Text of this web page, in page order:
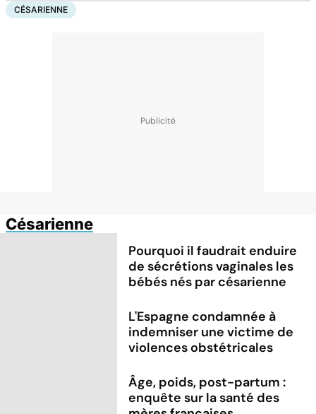
CÉSARIENNE
Césarienne
Pourquoi il faudrait enduire
de sécrétions vaginales les
bébés nés par césarienne
L'Espagne condamnée à
indemniser une victime de
violences obstétricales
Âge, poids, post-partum :
enquête sur la santé des